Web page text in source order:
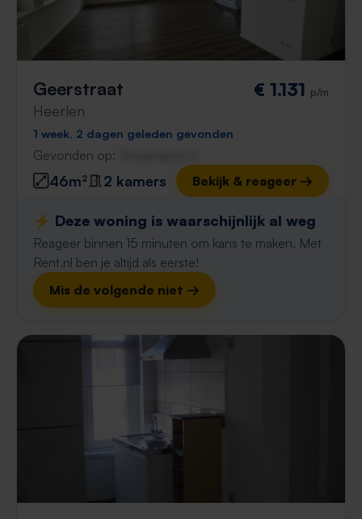
Geerstraat
Heerlen
€ 1.131 p/m
1 week, 2 dagen geleden gevonden
Gevonden op:
46m² 2 kamers Bekijk & reageer →
⚡️ Deze woning is waarschijnlijk al weg
Reageer binnen 15 minuten om kans te maken. Met
Rent.nl ben je altijd als eerste!
Mis de volgende niet →